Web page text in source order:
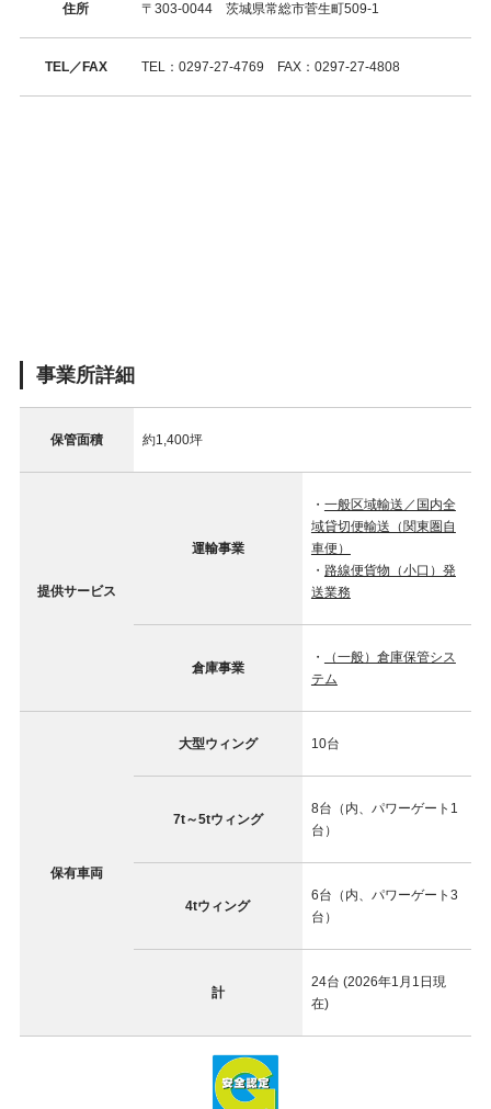
住所 〒303-0044 茨城県常総市菅生町509-1
TEL／FAX TEL：0297-27-4769 FAX：0297-27-4808
事業所詳細
保管面積 約1,400坪
提供サービス
運輸事業
・ 一般区域輸送／国内全
域貸切便輸送（関東圏自
車便）
・ 路線便貨物（小口）発
送業務
倉庫事業
・
（一般）倉庫保管シス
テム
保有車両
大型ウィング 10台
7t～5tウィング
8台（内、パワーゲート1
台）
4tウィング
6台（内、パワーゲート3
台）
計
24台 (2026年1月1日現
在)